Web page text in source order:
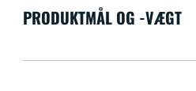
PRODUKTMÅL OG -VÆGT